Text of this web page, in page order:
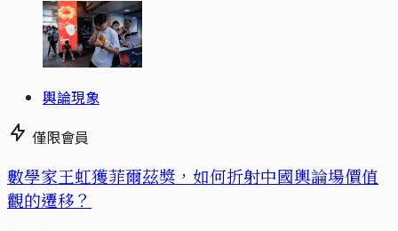
輿論現象
僅限會員
數學家王虹獲菲爾茲獎，如何折射中國輿論場價值
觀的遷移？